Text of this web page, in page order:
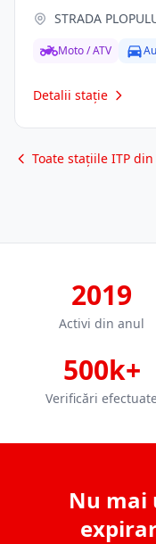
STRADA
Moto / ATV
Detalii stație
Toate stațiile ITP
2019
Activi din anul
500k+
Verificări
Nu mai